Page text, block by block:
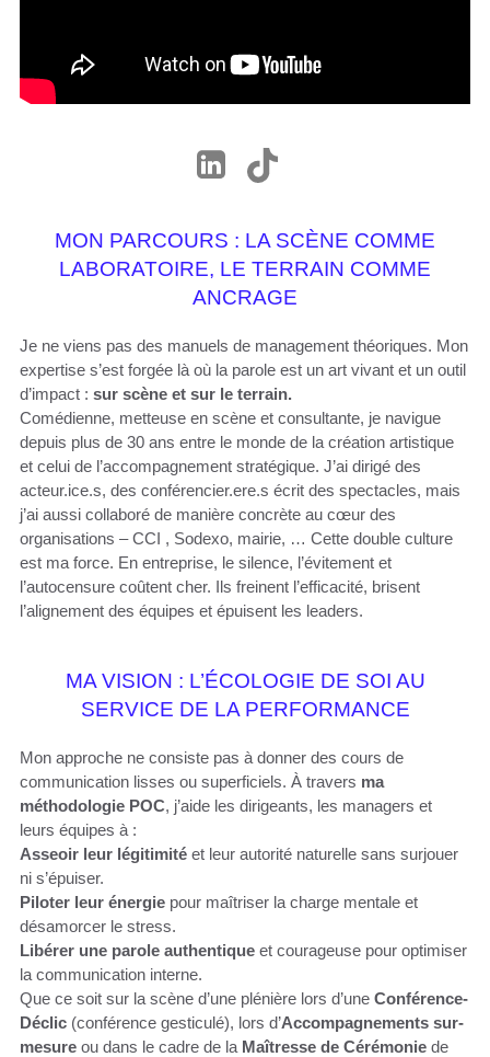
MON PARCOURS : LA SCÈNE COMME
LABORATOIRE, LE TERRAIN COMME
ANCRAGE
Je ne viens pas des manuels de management théoriques. Mon
expertise s’est forgée là où la parole est un art vivant et un outil
d’impact : sur scène et sur le terrain.
Comédienne, metteuse en scène et consultante, je navigue
depuis plus de 30 ans entre le monde de la création artistique
et celui de l’accompagnement stratégique. J’ai dirigé des
acteur.ice.s, des conférencier.ere.s écrit des spectacles, mais
j’ai aussi collaboré de manière concrète au cœur des
organisations – CCI , Sodexo, mairie, … Cette double culture
est ma force. En entreprise, le silence, l’évitement et
l’autocensure coûtent cher. Ils freinent l’efficacité, brisent
l’alignement des équipes et épuisent les leaders.
MA VISION : L’ÉCOLOGIE DE SOI AU
SERVICE DE LA PERFORMANCE
Mon approche ne consiste pas à donner des cours de
communication lisses ou superficiels. À travers ma
méthodologie POC, j’aide les dirigeants, les managers et
leurs équipes à :
Asseoir leur légitimité et leur autorité naturelle sans surjouer
ni s’épuiser.
Piloter leur énergie pour maîtriser la charge mentale et
désamorcer le stress.
Libérer une parole authentique et courageuse pour optimiser
la communication interne.
Que ce soit sur la scène d’une plénière lors d’une Conférence-
Déclic (conférence gesticulé), lors d’Accompagnements sur-
mesure ou dans le cadre de la Maîtresse de Cérémonie de